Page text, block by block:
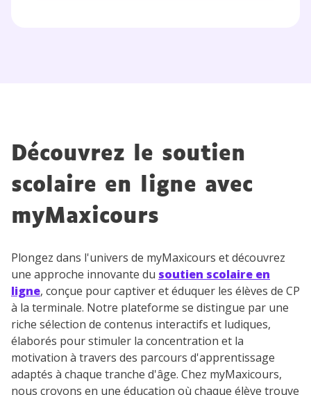
Découvrez le soutien
scolaire en ligne avec
myMaxicours
Plongez dans l'univers de myMaxicours et découvrez
une approche innovante du soutien scolaire en
ligne, conçue pour captiver et éduquer les élèves de CP
à la terminale. Notre plateforme se distingue par une
riche sélection de contenus interactifs et ludiques,
élaborés pour stimuler la concentration et la
motivation à travers des parcours d'apprentissage
adaptés à chaque tranche d'âge. Chez myMaxicours,
nous croyons en une éducation où chaque élève trouve